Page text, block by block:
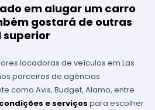
em alugar um carro
gostará de outras
superior
locadoras de veículos em Las
parceiros de agências
como Avis, Budget, Alamo, entre
e serviços para escolher